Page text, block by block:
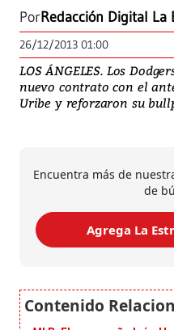
PorRedacción Digital La
26/12/2013 01:00
LOS ÁNGELES. Los
nuevo contrato con el
Uribe y reforzaron su
Encuentra más de
de
Agrega La